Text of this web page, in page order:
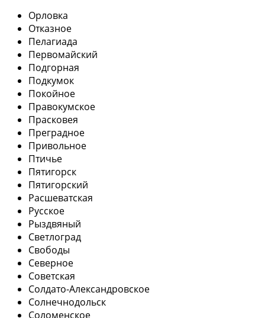
Орловка
Отказное
Пелагиада
Первомайский
Подгорная
Подкумок
Покойное
Правокумское
Прасковея
Преградное
Привольное
Птичье
Пятигорск
Пятигорский
Расшеватская
Русское
Рыздвяный
Светлоград
Свободы
Северное
Советская
Солдато-Александровское
Солнечнодольск
Соломенское